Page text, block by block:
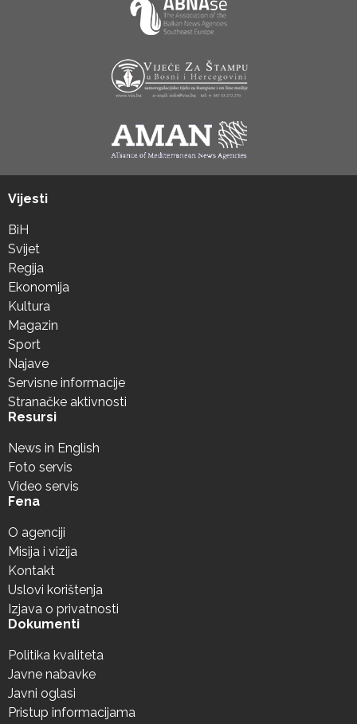
Vijesti
BiH
Svijet
Regija
Ekonomija
Kultura
Magazin
Sport
Najave
Servisne informacije
Stranačke aktivnosti
Resursi
News in English
Foto servis
Video servis
Fena
O agenciji
Misija i vizija
Kontakt
Uslovi korištenja
Izjava o privatnosti
Dokumenti
Politika kvaliteta
Javne nabavke
Javni oglasi
Pristup informacijama